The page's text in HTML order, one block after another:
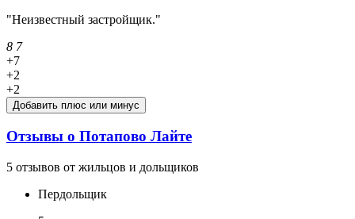
"Неизвестный застройщик."
8 7
+7
+2
+2
Добавить плюс или минус
Отзывы о Потапово Лайте
5 отзывов от жильцов и дольщиков
Пердольщик